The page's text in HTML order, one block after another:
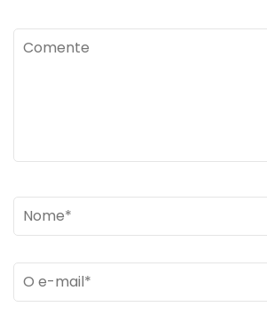
Comente
Name*
Email *